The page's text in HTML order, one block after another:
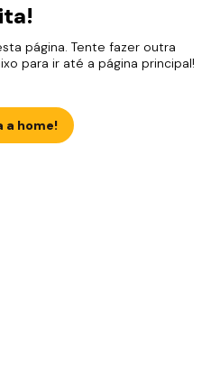
página. Tente fazer outra
para ir até a página principal!
a home!